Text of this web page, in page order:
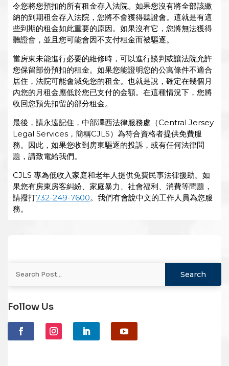
令您將您預扣的所有租金存入法院。如果您沒有將全部該繳
納的到期租金存入法院，您將不會獲得聽證會。這就是有這
些到期的租金如此重要的原因。如果沒有它，您將無法獲得
聽證會，並且您可能會因不支付租金而被驅逐。
當房東未能進行必要的維修時，可以進行談判或讓法院允許
您保留部份預扣的租金。如果您能證明您的公寓條件不適合
居住，法院可能會減免您的租金。也就是說，確定在幾個月
內您的月租金應低於您已支付的金額。在這種情況下，您將
收回您預先扣留的部分租金。
最後，請永遠記住，中部澤西法律服務處（Central Jersey
Legal Services，簡稱CJLS）為符合資格者提供免費服
務。因此，如果您收到房東驅逐的投訴，或有任何法律問
題，請致電給我們。
CJLS 專為低收入家庭和老年人提供免費民事法律援助。如
果您有房東房客糾紛、家庭暴力、社會福利、消費等問題，
請撥打732-249-7600。我們有會說中文的工作人員為您服
務。
Follow Us